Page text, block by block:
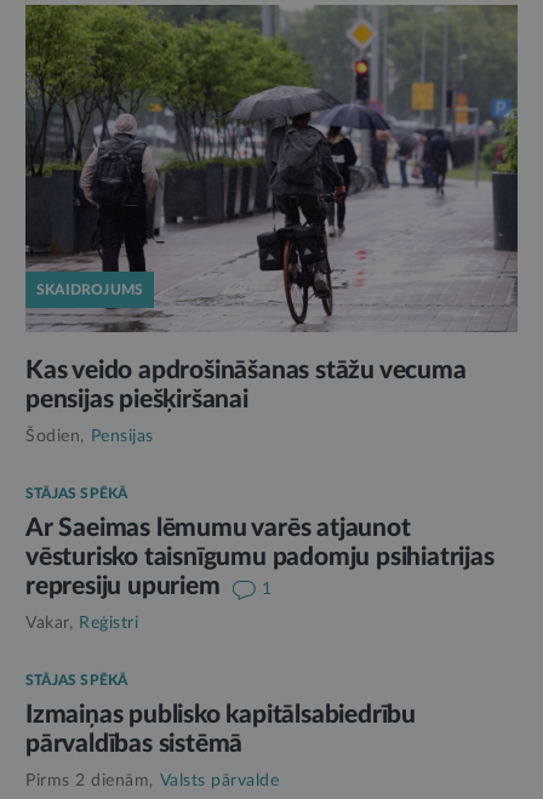
SKAIDROJUMS
Kas veido apdrošināšanas stāžu vecuma
pensijas piešķiršanai
Šodien, Pensijas
STĀJAS SPĒKĀ
Ar Saeimas lēmumu varēs atjaunot
vēsturisko taisnīgumu padomju psihiatrijas
represiju upuriem
1
Vakar, Reģistri
STĀJAS SPĒKĀ
Izmaiņas publisko kapitālsabiedrību
pārvaldības sistēmā
Pirms 2 dienām, Valsts pārvalde